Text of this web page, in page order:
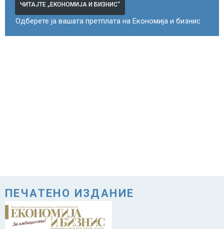
ЧИТАЈТЕ „ЕКОНОМИЈА И БИЗНИС“
Одберете ја вашата претплата на Економија и бизнис
ПЕЧАТЕНО ИЗДАНИЕ